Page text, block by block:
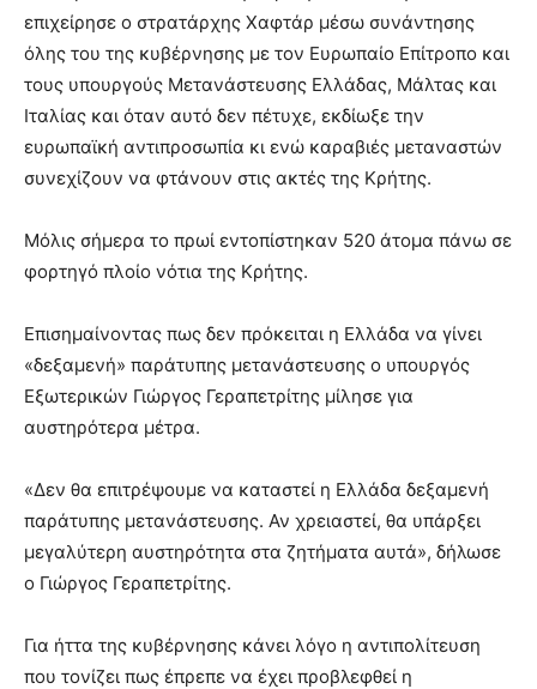
επιχείρησε ο στρατάρχης Χαφτάρ μέσω συνάντησης
όλης του της κυβέρνησης με τον Ευρωπαίο Επίτροπο και
τους υπουργούς Μετανάστευσης Ελλάδας, Μάλτας και
Ιταλίας και όταν αυτό δεν πέτυχε, εκδίωξε την
ευρωπαϊκή αντιπροσωπία κι ενώ καραβιές μεταναστών
συνεχίζουν να φτάνουν στις ακτές της Κρήτης.
Μόλις σήμερα το πρωί εντοπίστηκαν 520 άτομα πάνω σε
φορτηγό πλοίο νότια της Κρήτης.
Επισημαίνοντας πως δεν πρόκειται η Ελλάδα να γίνει
«δεξαμενή» παράτυπης μετανάστευσης ο υπουργός
Εξωτερικών Γιώργος Γεραπετρίτης μίλησε για
αυστηρότερα μέτρα.
«Δεν θα επιτρέψουμε να καταστεί η Ελλάδα δεξαμενή
παράτυπης μετανάστευσης. Αν χρειαστεί, θα υπάρξει
μεγαλύτερη αυστηρότητα στα ζητήματα αυτά», δήλωσε
ο Γιώργος Γεραπετρίτης.
Για ήττα της κυβέρνησης κάνει λόγο η αντιπολίτευση
που τονίζει πως έπρεπε να έχει προβλεφθεί η